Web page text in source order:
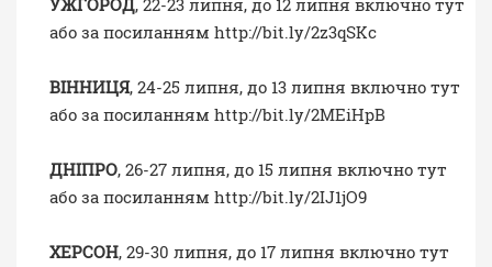
УЖГОРОД, 22-23 липня, до 12 липня включно тут
або за посиланням http://bit.ly/2z3qSKc
ВІННИЦЯ, 24-25 липня, до 13 липня включно тут
або за посиланням http://bit.ly/2MEiHpB
ДНІПРО, 26-27 липня, до 15 липня включно тут
або за посиланням http://bit.ly/2IJ1jO9
ХЕРСОН, 29-30 липня, до 17 липня включно тут